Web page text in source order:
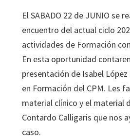
El SABADO 22 de JUNIO se
encuentro del actual ciclo
actividades de Formación
En esta oportunidad
presentación de Isabel
en Formación del CPM. Les
material clínico y el material
Contardo Calligaris que nos
caso.